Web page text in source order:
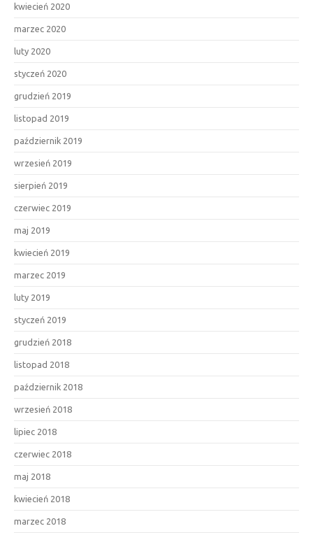
kwiecień 2020
marzec 2020
luty 2020
styczeń 2020
grudzień 2019
listopad 2019
październik 2019
wrzesień 2019
sierpień 2019
czerwiec 2019
maj 2019
kwiecień 2019
marzec 2019
luty 2019
styczeń 2019
grudzień 2018
listopad 2018
październik 2018
wrzesień 2018
lipiec 2018
czerwiec 2018
maj 2018
kwiecień 2018
marzec 2018